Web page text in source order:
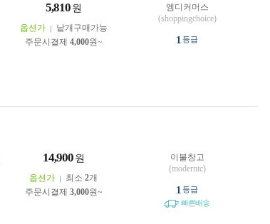
5,810 원
옵션가
낱개구매가능
주문시결제 4,000원~
엠디커머스
(shoppingchoice)
1 등급
14,900 원
옵션가 최소 2개
주문시결제 3,000원~
이불창고
(moderntc)
1 등급
빠른배송